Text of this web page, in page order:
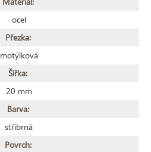
ocel
Přezka:
motýlková
Šířka:
20 mm
Barva:
stříbrná
Povrch: